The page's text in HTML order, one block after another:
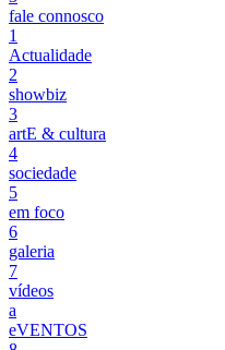
fale connosco
1
Actualidade
2
showbiz
3
artE & cultura
4
sociedade
5
em foco
6
galeria
7
vídeos
a
eVENTOS